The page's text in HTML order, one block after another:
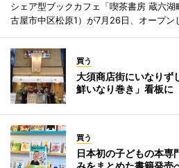
シェア型ブックカフェ「喫茶書房 蔵六
古屋市中区松原1）が7月26日、オープン
買う
大須商店街にいなり
鮮いなり巻き」看板に
買う
日本初の子どもの本